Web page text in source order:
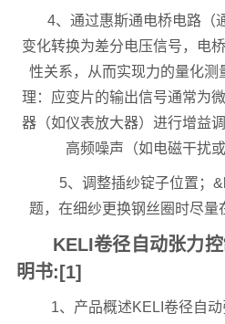
4、通过惠斯通电桥电路（
变化转换为差分电压信号，电
性关系，从而实现力的量化测
理：应变片的输出信号通常为
器（如仪表放大器）进行增益
高频噪声（如电磁干扰
5、调整插纱锭子位置；
题，在细纱更换钢丝圈时尽量
KELI卷径自动张力
明书:[1]
1、产品概述KELI卷径自